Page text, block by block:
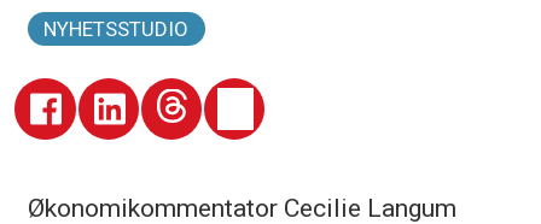
NYHETSSTUDIO
Økonomikommentator Cecilie Langum